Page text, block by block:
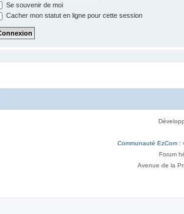
Se souvenir de moi
Cacher mon statut en ligne pour cette session
Communauté EzCom :
Forum
Avenue de la